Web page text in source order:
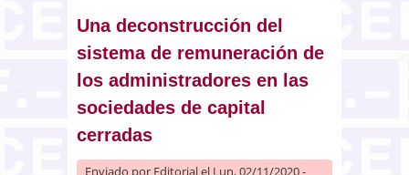
Una deconstrucción del
sistema de remuneración de
los administradores en las
sociedades de capital
cerradas
Enviado por Editorialel Lun, 02/11/2020 -